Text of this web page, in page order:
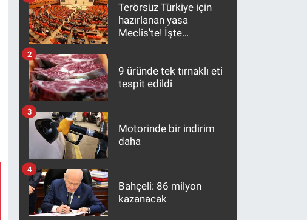
Terörsüz Türkiye için
hazırlanan yasa
Meclis'te! İşte
9 üründe tek tırnaklı eti
tespit edildi
2
Motorinde bir indirim
daha
3
Bahçeli: 86 milyon
kazanacak
4